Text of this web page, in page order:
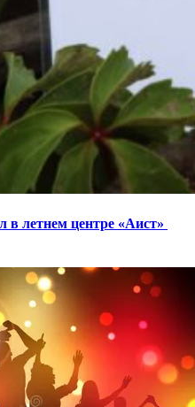
летнем центре «Аист»